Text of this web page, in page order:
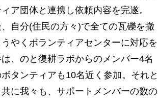
ア団体と連携し依頼内容を完遂。
自分(住民の方々)で全ての瓦礫を撤
やくボランティアセンターに対応を
、のと復耕ラボからのメンバー4名
タンティアも10名近く参加。それと
に我々も、サポートメンバーの数の